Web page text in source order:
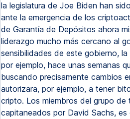
la legislatura de Joe Biden han
ante la emergencia de los
de Garantía de Depósitos ahora
liderazgo mucho más cercano al
sensibilidades de este gobierno,
por ejemplo, hace unas semanas
buscando precisamente cambios
autorizara, por ejemplo, a tener
cripto. Los miembros del grupo de
capitaneados por David Sachs, es